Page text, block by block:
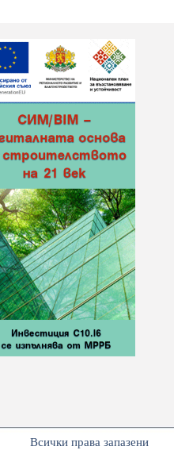
Всички права запазени